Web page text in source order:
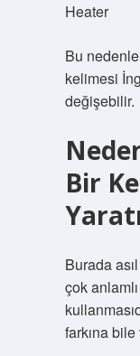
Heater
Bu
kelimesi
değişebilir.
Bir
Burada
çok
farkına bile